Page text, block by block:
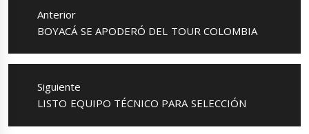
entradas
Anterior
Entrada
BOYACÁ SE APODERÓ DEL TOUR COLOMBIA
Siguiente
Entrada
LISTO EQUIPO TÉCNICO PARA SELECCIÓN